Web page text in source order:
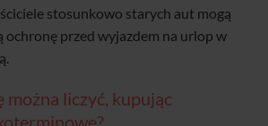
stosunkowo starych aut mogą
przed wyjazdem na urlop w
można liczyć, kupując